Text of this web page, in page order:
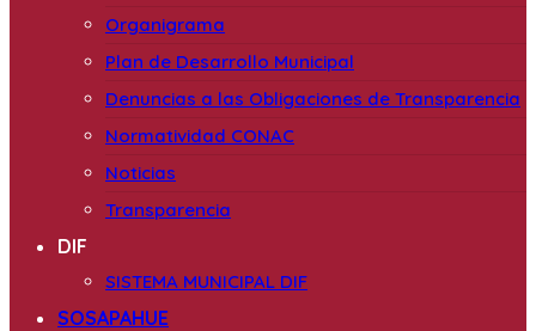
Organigrama
Plan de Desarrollo Municipal
Denuncias a las Obligaciones de Transparencia
Normatividad CONAC
Noticias
Transparencia
DIF
SISTEMA MUNICIPAL DIF
SOSAPAHUE